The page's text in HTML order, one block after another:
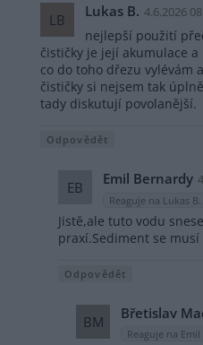
LB Lukas B. 4.6.2026
nejlepší použití
čističky je její akumulace
co do toho dřezu vylévám
čističky si nejsem tak
tady diskutují povolanější.
Odpovědět
EB Emil Bernardy
Reaguje na Lukas B.
Jistě,ale tuto vodu
praxí.Sediment se
Odpovědět
BM Břetislav
Reaguje na